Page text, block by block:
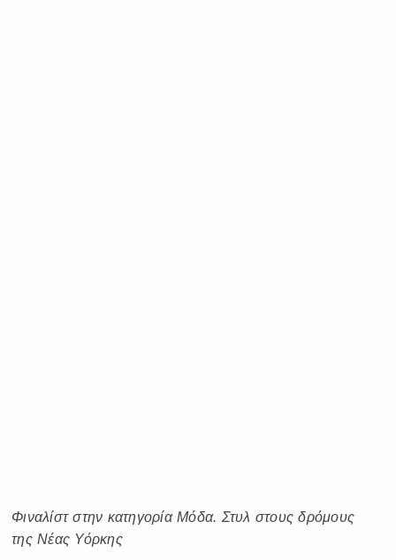
Φιναλίστ στην κατηγορία Μόδα. Στυλ στους δρόμους
της Νέας Υόρκης